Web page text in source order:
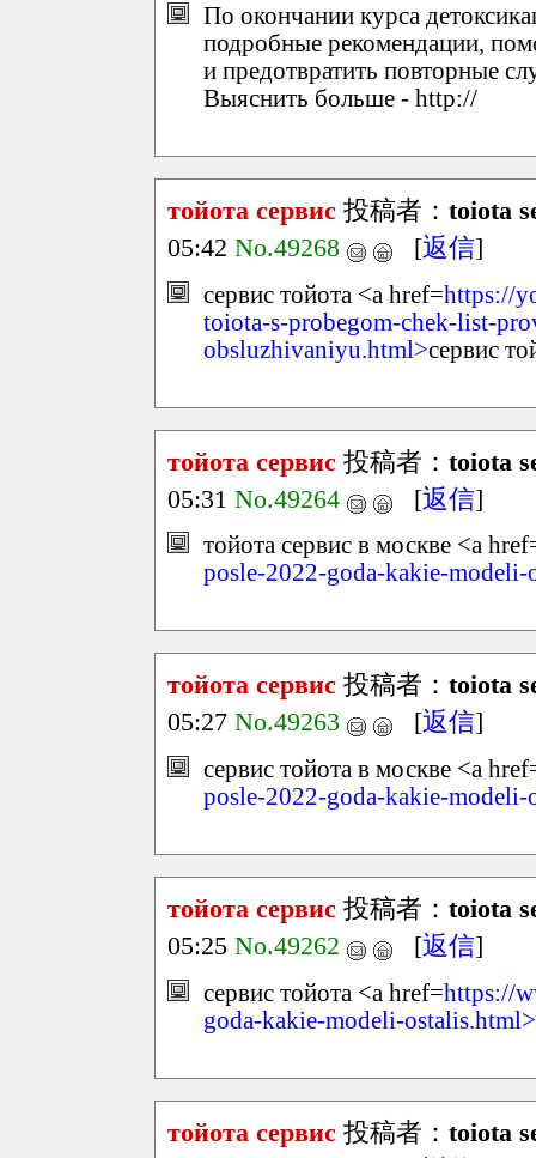
По окончании курса
подробные рекомендации,
и предотвратить повторные
Выяснить больше - http://
тойота сервис 投稿者： toiota
05:42 No.49268 [返信]
сервис тойота <a href=https://
toiota-s-probegom-chek-list-
obsluzhivaniyu.html>сервис
тойота сервис 投稿者： toiota
05:31 No.49264 [返信]
тойота сервис в москве <a
posle-2022-goda-kakie-modeli-
тойота сервис 投稿者： toiota
05:27 No.49263 [返信]
сервис тойота в москве <a
posle-2022-goda-kakie-modeli-
тойота сервис 投稿者： toiota
05:25 No.49262 [返信]
сервис тойота <a href=https://
goda-kakie-modeli-ostalis.html>
тойота сервис 投稿者： toiota